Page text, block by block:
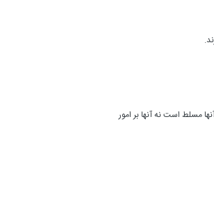
مسلط است نه آنها بر امور